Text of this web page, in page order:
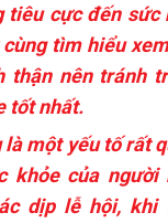
tiêu cực đến sức
tìm hiểu
thậnnên tránh
tốt nhất.
là một yếu tố rất
khỏe của người
dịp lễ hội, khi